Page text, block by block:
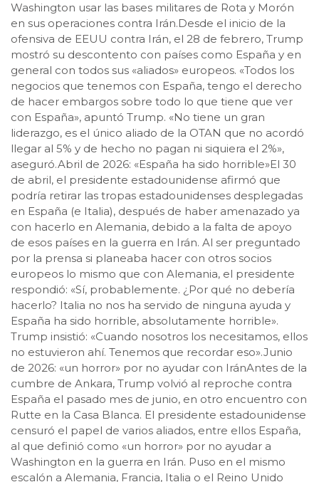
Washington usar las bases militares de Rota y Morón
en sus operaciones contra Irán.Desde el inicio de la
ofensiva de EEUU contra Irán, el 28 de febrero, Trump
mostró su descontento con países como España y en
general con todos sus «aliados» europeos. «Todos los
negocios que tenemos con España, tengo el derecho
de hacer embargos sobre todo lo que tiene que ver
con España», apuntó Trump. «No tiene un gran
liderazgo, es el único aliado de la OTAN que no acordó
llegar al 5% y de hecho no pagan ni siquiera el 2%»,
aseguró.Abril de 2026: «España ha sido horrible»El 30
de abril, el presidente estadounidense afirmó que
podría retirar las tropas estadounidenses desplegadas
en España (e Italia), después de haber amenazado ya
con hacerlo en Alemania, debido a la falta de apoyo
de esos países en la guerra en Irán. Al ser preguntado
por la prensa si planeaba hacer con otros socios
europeos lo mismo que con Alemania, el presidente
respondió: «Sí, probablemente. ¿Por qué no debería
hacerlo? Italia no nos ha servido de ninguna ayuda y
España ha sido horrible, absolutamente horrible».
Trump insistió: «Cuando nosotros los necesitamos, ellos
no estuvieron ahí. Tenemos que recordar eso».Junio
de 2026: «un horror» por no ayudar con IránAntes de la
cumbre de Ankara, Trump volvió al reproche contra
España el pasado mes de junio, en otro encuentro con
Rutte en la Casa Blanca. El presidente estadounidense
censuró el papel de varios aliados, entre ellos España,
al que definió como «un horror» por no ayudar a
Washington en la guerra en Irán. Puso en el mismo
escalón a Alemania, Francia, Italia o el Reino Unido